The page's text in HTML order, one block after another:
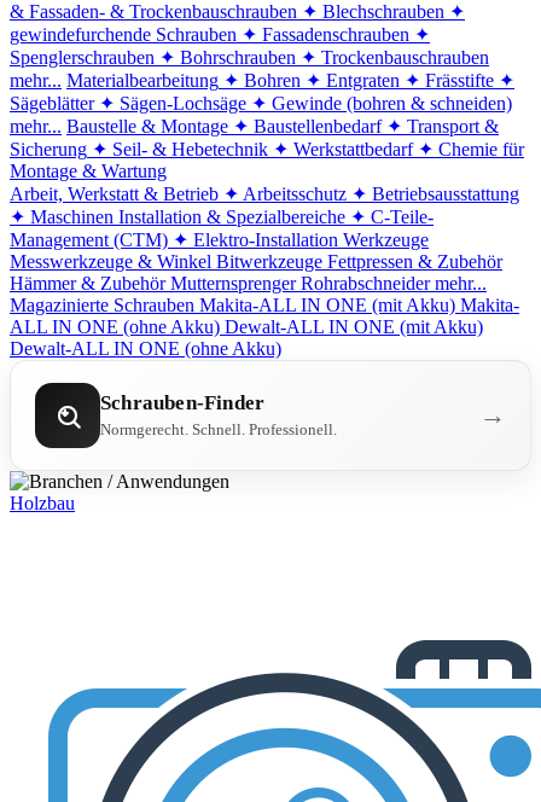
& Fassaden- & Trockenbauschrauben ✦ Blechschrauben ✦
gewindefurchende Schrauben ✦ Fassadenschrauben ✦
Spenglerschrauben ✦ Bohrschrauben ✦ Trockenbauschrauben
mehr... Materialbearbeitung ✦ Bohren ✦ Entgraten ✦ Frässtifte ✦
Sägeblätter ✦ Sägen-Lochsäge ✦ Gewinde (bohren & schneiden)
mehr... Baustelle & Montage ✦ Baustellenbedarf ✦ Transport &
Sicherung ✦ Seil- & Hebetechnik ✦ Werkstattbedarf ✦ Chemie für
Montage & Wartung
Arbeit, Werkstatt & Betrieb ✦ Arbeitsschutz ✦ Betriebsausstattung
✦ Maschinen Installation & Spezialbereiche ✦ C-Teile-
Management (CTM) ✦ Elektro-Installation Werkzeuge
Messwerkzeuge & Winkel Bitwerkzeuge Fettpressen & Zubehör
Hämmer & Zubehör Mutternsprenger Rohrabschneider mehr...
Magazinierte Schrauben Makita-ALL IN ONE (mit Akku) Makita-
ALL IN ONE (ohne Akku) Dewalt-ALL IN ONE (mit Akku)
Dewalt-ALL IN ONE (ohne Akku)
Schrauben-Finder
Normgerecht. Schnell. Professionell. →
Holzbau